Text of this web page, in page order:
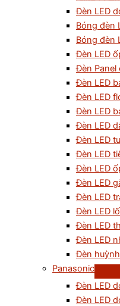
Đèn LED
Bóng đèn
Bóng đèn
Đèn LED
Đèn Panel
Đèn LED
Đèn LED
Đèn LED
Đèn LED
Đèn LED
Đèn LED
Đèn LED
Đèn LED
Đèn LED
Đèn LED
Đèn LED
Đèn LED
Đèn
Panasonic
Đèn LED
Đèn LED